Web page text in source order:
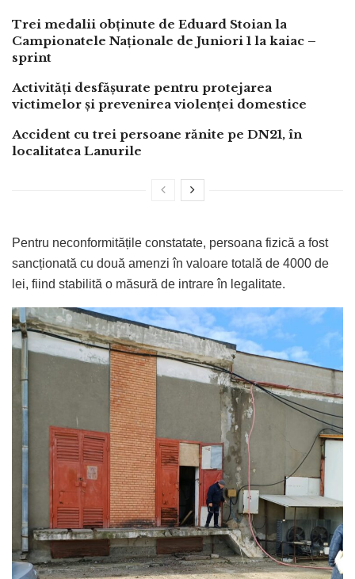
Trei medalii obținute de Eduard Stoian la
Campionatele Naționale de Juniori 1 la kaiac –
sprint
Activități desfășurate pentru protejarea
victimelor și prevenirea violenței domestice
Accident cu trei persoane rănite pe DN21, în
localitatea Lanurile
Pentru neconformitățile constatate, persoana fizică a fost
sancționată cu două amenzi în valoare totală de 4000 de
lei, fiind stabilită o măsură de intrare în legalitate.